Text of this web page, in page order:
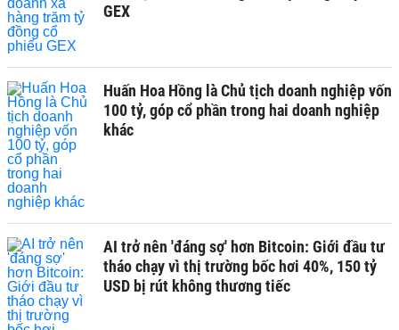
GEX
Huấn Hoa Hồng là Chủ tịch doanh nghiệp vốn
100 tỷ, góp cổ phần trong hai doanh nghiệp
khác
AI trở nên 'đáng sợ' hơn Bitcoin: Giới đầu tư
tháo chạy vì thị trường bốc hơi 40%, 150 tỷ
USD bị rút không thương tiếc